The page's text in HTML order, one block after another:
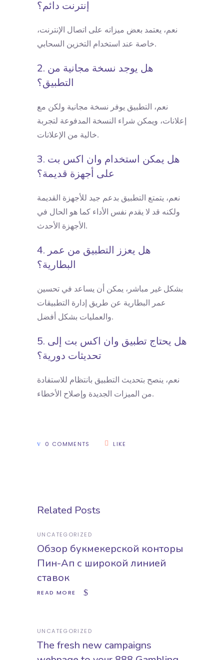
إنترنت دائم؟
نعم، يعتمد بعض ميزاته على اتصال الإنترنت،
خاصة عند استخدام التخزين السحابي.
2. هل يوجد نسخة مجانية من
التطبيق؟
نعم، التطبيق يوفر نسخة مجانية ولكن مع
إعلانات، ويمكن شراء النسخة المدفوعة لتجربة
خالية من الإعلانات.
3. هل يمكن استخدام وان اكس بت
على أجهزة قديمة؟
نعم، يتمتع التطبيق بدعم جيد للأجهزة القديمة
ولكنه قد لا يقدم نفس الأداء كما هو الحال في
الأجهزة الأحدث.
4. هل يعزز التطبيق من عمر
البطارية؟
بشكل غير مباشر، يمكن أن يساعد في تحسين
عمر البطارية عن طريق إدارة التطبيقات
والعمليات بشكل أفضل.
5. هل يحتاج تطبيق وان اكس بت إلى
تحديثات دورية؟
نعم، ينصح بتحديث التطبيق بانتظام للاستفادة
من الميزات الجديدة وإصلاح الأخطاء.
0 COMMENTS LIKE
Related Posts
UNCATEGORIZED
Обзор букмекерской конторы
Пин-Ап с широкой линией
ставок
READ MORE
UNCATEGORIZED
The fresh new campaigns